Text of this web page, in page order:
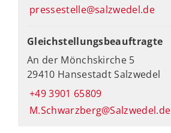
pressestelle@salzwedel.de
Gleichstellungsbeauftragte
An der Mönchskirche 5
29410 Hansestadt Salzwedel
+49 3901 65809
M.Schwarzberg@Salzwedel.de